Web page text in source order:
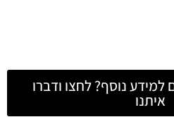
נוסף? לחצו ודברו
איתנו